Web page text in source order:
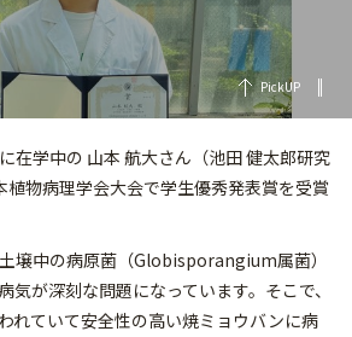
PickUP
在学中の 山本 航大さん（池田 健太郎研究
物病理学会大会で学生優秀発表賞を受賞
壌中の病原菌（Globisporangium属菌）
気が深刻な問題になっています。そこで、
れていて安全性の高い焼ミョウバンに病